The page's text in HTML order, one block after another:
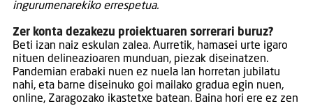
ingurumenarekiko errespetua.
Zer konta dezakezu proiektuaren sorrerari buruz?
Beti izan naiz eskulan zalea. Aurretik, hamasei urte igaro
nituen delineazioaren munduan, piezak diseinatzen.
Pandemian erabaki nuen ez nuela lan horretan jubilatu
nahi, eta barne diseinuko goi mailako gradua egin nuen,
online, Zaragozako ikastetxe batean. Baina hori ere ez zen